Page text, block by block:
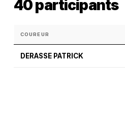
40 participants
COUREUR
DERASSE PATRICK